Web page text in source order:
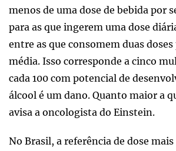
menos de uma dose de bebida por
para as que ingerem uma dose
entre as que consomem duas
média. Isso corresponde a cinco
cada 100 com potencial de
álcool é um dano. Quanto maior a
avisa a oncologista do Einstein.
No Brasil, a referência de dose